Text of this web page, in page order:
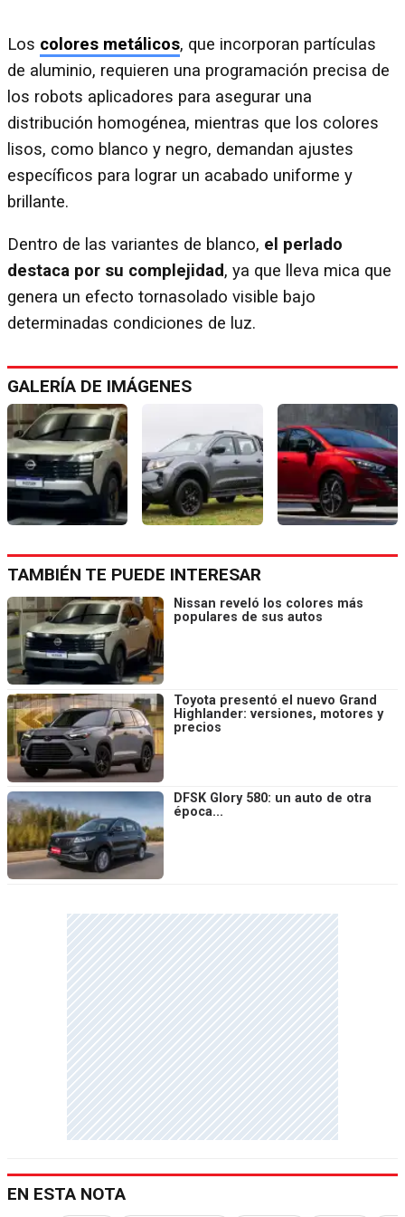
Los colores metálicos, que incorporan partículas
de aluminio, requieren una programación precisa de
los robots aplicadores para asegurar una
distribución homogénea, mientras que los colores
lisos, como blanco y negro, demandan ajustes
específicos para lograr un acabado uniforme y
brillante.
Dentro de las variantes de blanco, el perlado
destaca por su complejidad, ya que lleva mica que
genera un efecto tornasolado visible bajo
determinadas condiciones de luz.
GALERÍA DE IMÁGENES
TAMBIÉN TE PUEDE INTERESAR
Nissan reveló los colores más
populares de sus autos
Toyota presentó el nuevo Grand
Highlander: versiones, motores y
precios
DFSK Glory 580: un auto de otra
época...
EN ESTA NOTA